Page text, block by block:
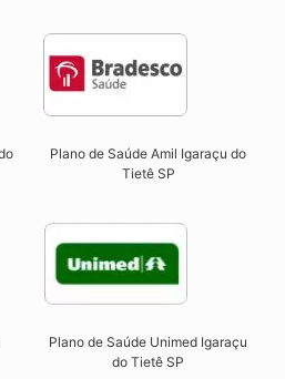
Plano de Saúde Amil Igaraçu do
Tietê SP
Plano de Saúde Unimed Igaraçu
do Tietê SP